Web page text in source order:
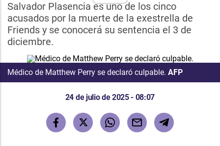
Salvador Plasencia es uno de los cinco
acusados por la muerte de la exestrella de
Friends y se conocerá su sentencia el 3 de
diciembre.
Médico de Matthew Perry se declaró culpable. AFP
24 de julio de 2025 - 08:07